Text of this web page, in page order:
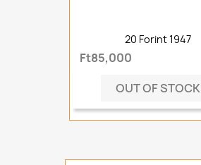
20 Forint 1947
Ft85,000
OUT OF STOCK